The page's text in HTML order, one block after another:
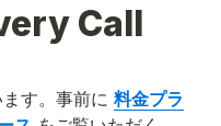
Call
す。事前に 料金プラ